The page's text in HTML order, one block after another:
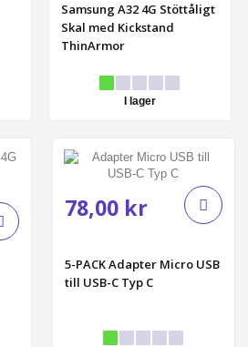
Samsung A32 4G Stöttåligt
Skal med Kickstand
ThinArmor
I lager
78,00 kr
5-PACK Adapter Micro USB
till USB-C Typ C